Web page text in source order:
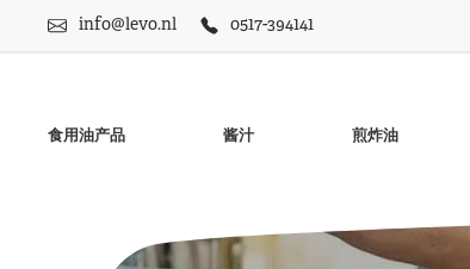
info@levo.nl 0517-394141
食用油产品 酱汁 煎炸油